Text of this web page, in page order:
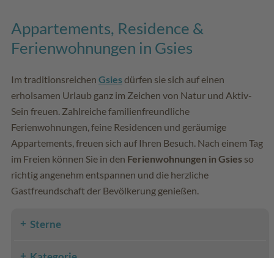
Appartements, Residence &
Ferienwohnungen in Gsies
Im traditionsreichen Gsiesdürfen sie sich auf einen
erholsamen Urlaub ganz im Zeichen von Natur und Aktiv-
Sein freuen. Zahlreiche familienfreundliche
Ferienwohnungen, feine Residencen und geräumige
Appartements, freuen sich auf Ihren Besuch. Nach einem Tag
im Freien können Sie in den Ferienwohnungen in Gsies so
richtig angenehm entspannen und die herzliche
Gastfreundschaft der Bevölkerung genießen.
Sterne